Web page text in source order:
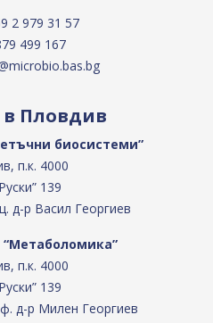
2 979 31 57
499 167
Пловдив
биосистеми”
п.к. 4000
139
д-р Васил Георгиев
п.к. 4000
139
д-р Милен Георгиев